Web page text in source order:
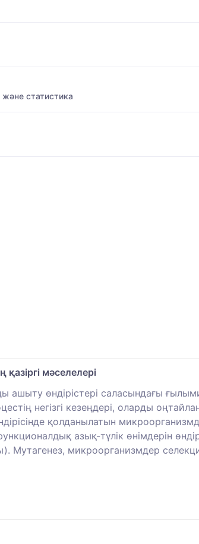
статистика
мәселелері
өндірістері саласындағы
негізгі кезеңдері, оларды
қолданылатын
азық-түлік өнімдерін
Мутагенез, микроорганизмдер